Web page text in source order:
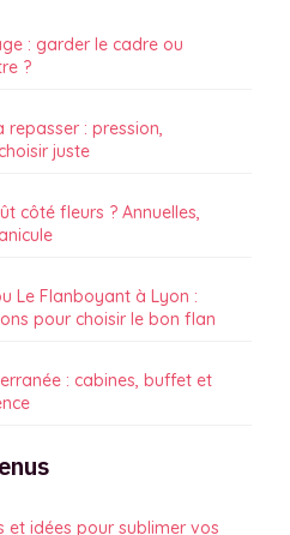
: garder le cadre ou
?
: pression,
juste
côté fleurs ? Annuelles,
Le Flanboyant à Lyon :
pour choisir le bon flan
: cabines, buffet et
et idées pour sublimer vos